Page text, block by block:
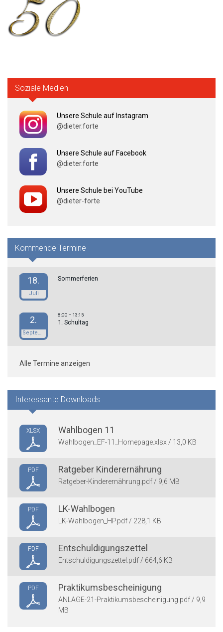
Soziale Medien
Unsere Schule auf Instagram
@dieter.forte
Unsere Schule auf Facebook
@dieter.forte
Unsere Schule bei YouTube
@dieter-forte
Kommende Termine
18.
Juli
Sommerferien
2.
September
8:00– 13:15
1. Schultag
Alle Termine anzeigen
Interessante Downloads
XLSX Wahlbogen 11
Wahlbogen_EF-11_Homepage.xlsx / 13,0 KB
PDF Ratgeber Kinderernährung
Ratgeber-Kinderernährung.pdf / 9,6 MB
PDF LK-Wahlbogen
LK-Wahlbogen_HP.pdf / 228,1 KB
PDF Entschuldigungszettel
Entschuldigungszettel.pdf / 664,6 KB
PDF Praktikumsbescheinigung
ANLAGE-21-Praktikumsbescheinigung.pdf / 9,9
MB